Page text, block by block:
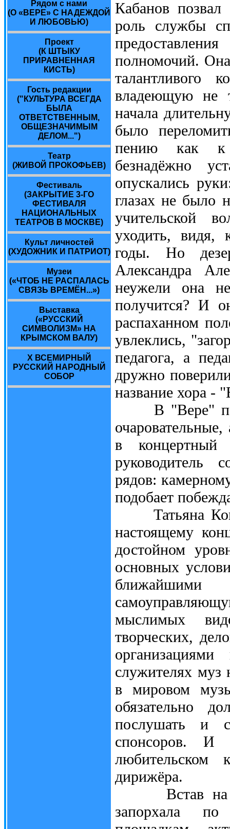
Рядом с нами
(О «ВЕРЕ» С НАДЕЖДОЙ
И ЛЮБОВЬЮ)
Проект
(К ШТЫКУ
ПРИРАВНЕННАЯ
КИСТЬ)
Гость редакции
("КУЛЬТУРА ВСЕГДА
БЫЛА
ОТВЕТСТВЕННЫМ,
ОБЩЕЗНАЧИМЫМ
ДЕЛОМ...")
Театр
(ЖИВОЙ ПРОКОФЬЕВ)
Фестиваль
(ЗАКРЫТИЕ 3-ГО
ФЕСТИВАЛЯ
НАЦИОНАЛЬНЫХ
ТЕАТРОВ В МОСКВЕ)
Культ личностей
(ХУДОЖНИК И ПАТРИОТ)
Музеи
(«ЧТОБ НЕ РАСПАЛАСЬ
СВЯЗЬ ВРЕМЁН...»)
Выставка
(«РУССКИЙ
СИМВОЛИЗМ» НА
КРЫМСКОМ ВАЛУ)
X ВСЕМИРНЫЙ
РУССКИЙ НАРОДНЫЙ
СОБОР
Кабанов
роль службы
полномочий. Она
талантливого
владеющую не
начала
было
пению как к
безнадёжно
опускались
глазах не было
учительской
уходить, видя,
годы. Но
Александра
неужели она
получится? И
распаханном
увлеклись,
педагога, а
дружно
название хора -
В "Вере"
в
руководитель
рядов:
подобает
Татьяна
настоящему
достойном
основных
ближайшими
мыслимых
творческих,
служителях муз
в мировом
обязательно
послушать и
спонсоров. И
любительском
дирижёра.
Встав на
запорхала